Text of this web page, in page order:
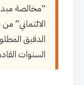
“مخالصة
الائتماني”
الدقيق
السنوات